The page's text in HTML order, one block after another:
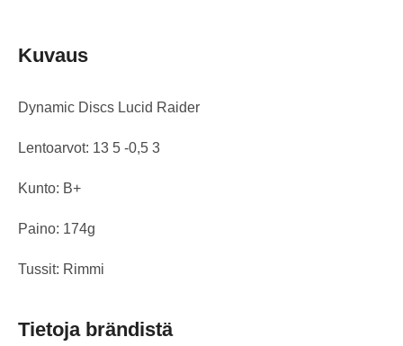
Kuvaus
Dynamic Discs Lucid Raider
Lentoarvot: 13 5 -0,5 3
Kunto: B+
Paino: 174g
Tussit: Rimmi
Tietoja brändistä